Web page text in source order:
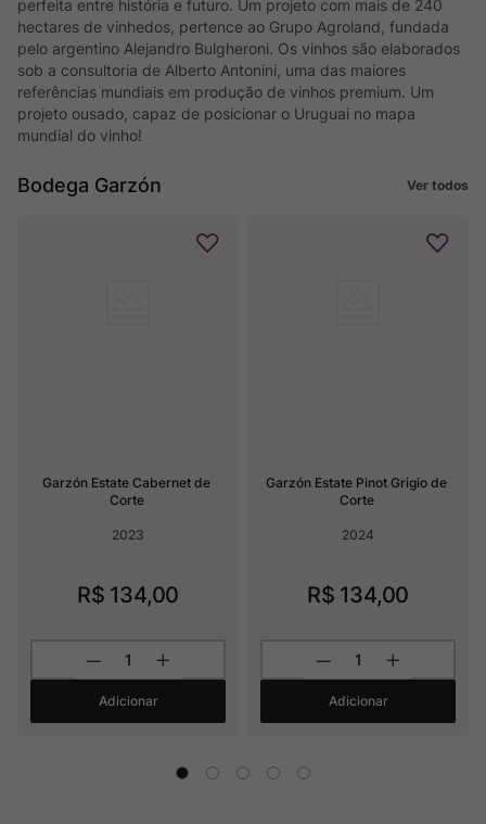
perfeita entre história e futuro. Um projeto com mais de 240
hectares de vinhedos, pertence ao Grupo Agroland, fundada
pelo argentino Alejandro Bulgheroni. Os vinhos são elaborados
sob a consultoria de Alberto Antonini, uma das maiores
referências mundiais em produção de vinhos premium. Um
projeto ousado, capaz de posicionar o Uruguai no mapa
mundial do vinho!
Bodega Garzón Ver todos
Garzón Estate Cabernet de
Corte
2023
R$ 134,00
Adicionar
Garzón Estate Pinot Grigio de
Corte
2024
R$ 134,00
Adicionar